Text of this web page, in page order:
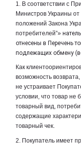
1. В соответствии с
Министров Украины
положений Закона
потребителей”»
отнесены в Перечень
подлежащих обмену
Как
возможность
не устраивает
условии, что товар не
товарный вид,
содержащие
товарный чек.
2. Покупатель имеет